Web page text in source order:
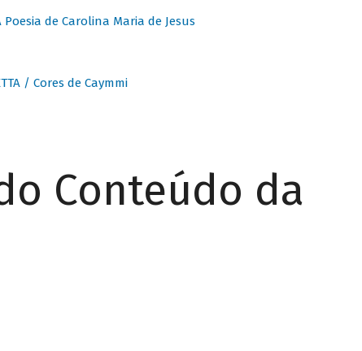
Poesia de Carolina Maria de Jesus
/ Cores de Caymmi
Conteúdo da